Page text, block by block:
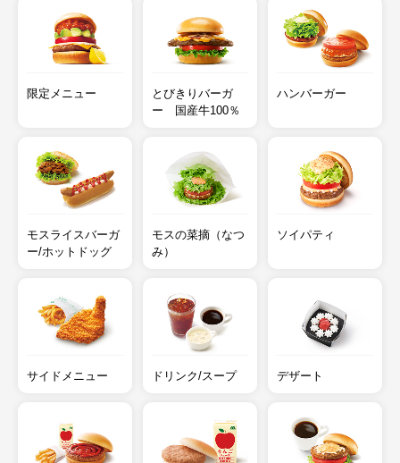
限定メニュー
とびきりバーガ
ー 国産牛100％
ハンバーガー
モスライスバーガ
ー/ホットドッグ
モスの菜摘（なつ
み）
ソイパティ
サイドメニュー ドリンク/スープ デザート